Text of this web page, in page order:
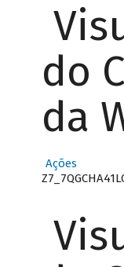
do
da
Ações